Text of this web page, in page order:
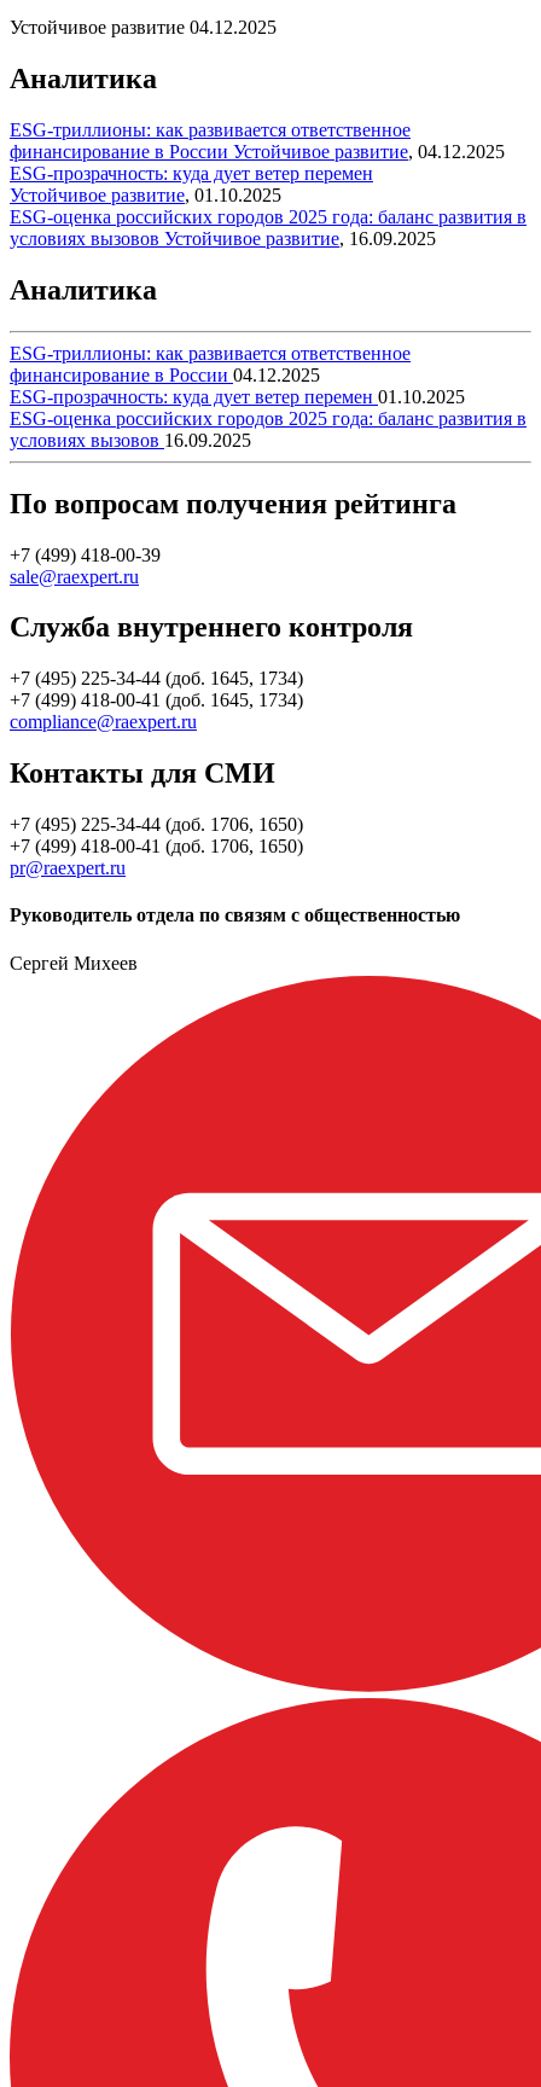
Устойчивое развитие 04.12.2025
Аналитика
ESG-триллионы: как развивается ответственное
финансирование в России Устойчивое развитие, 04.12.2025
ESG-прозрачность: куда дует ветер перемен
Устойчивое развитие, 01.10.2025
ESG-оценка российских городов 2025 года: баланс развития в
условиях вызовов Устойчивое развитие, 16.09.2025
Аналитика
ESG-триллионы: как развивается ответственное
финансирование в России 04.12.2025
ESG-прозрачность: куда дует ветер перемен 01.10.2025
ESG-оценка российских городов 2025 года: баланс развития в
условиях вызовов 16.09.2025
По вопросам получения рейтинга
+7 (499) 418-00-39
sale@raexpert.ru
Служба внутреннего контроля
+7 (495) 225-34-44 (доб. 1645, 1734)
+7 (499) 418-00-41 (доб. 1645, 1734)
compliance@raexpert.ru
Контакты для СМИ
+7 (495) 225-34-44 (доб. 1706, 1650)
+7 (499) 418-00-41 (доб. 1706, 1650)
pr@raexpert.ru
Руководитель отдела по связям с общественностью
Сергей Михеев